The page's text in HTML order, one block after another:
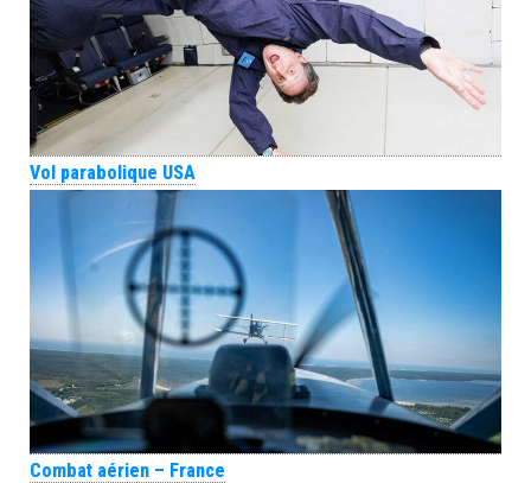
Vol parabolique USA
Combat aérien – France